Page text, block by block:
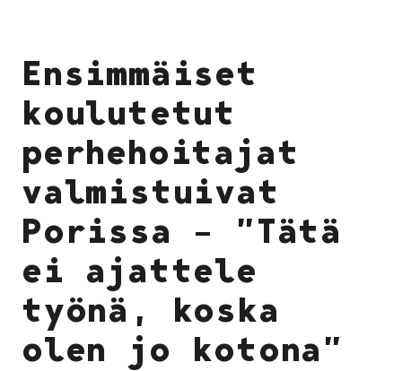
Ensimmäiset
koulutetut
perhehoitajat
valmistuivat
Porissa – ”Tätä
ei ajattele
työnä, koska
olen jo kotona”